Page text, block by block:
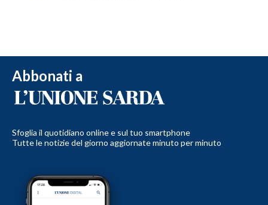
Abbonati a
Sfoglia il quotidiano online e sul tuo smartphone
Tutte le notizie del giorno aggiornate minuto per minuto